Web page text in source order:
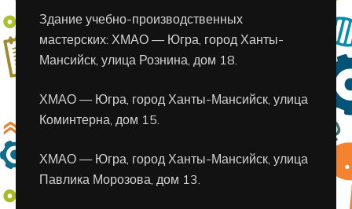
Здание учебно-производственных
мастерских: ХМАО — Югра, город Ханты-
Мансийск, улица Рознина, дом 18.
ХМАО — Югра, город Ханты-Мансийск, улица
Коминтерна, дом 15.
ХМАО — Югра, город Ханты-Мансийск, улица
Павлика Морозова, дом 13.